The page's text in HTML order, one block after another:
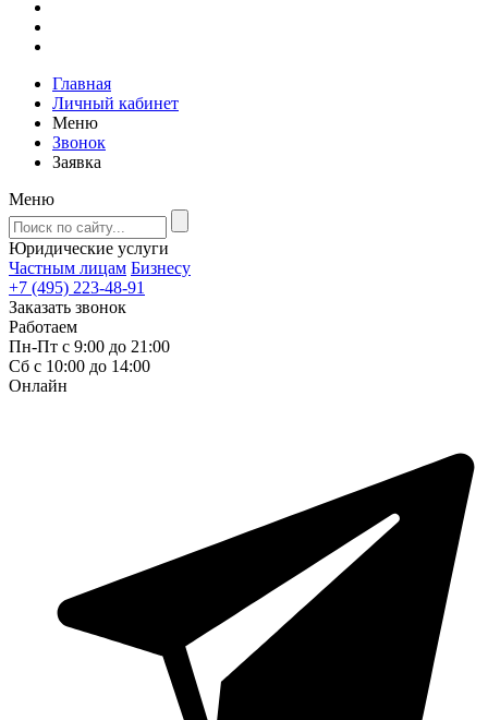
Главная
Личный кабинет
Меню
Звонок
Заявка
Меню
Юридические услуги
Частным лицам Бизнесу
+7 (495) 223-48-91
Заказать звонок
Работаем
Пн-Пт с 9:00 до 21:00
Сб с 10:00 до 14:00
Онлайн